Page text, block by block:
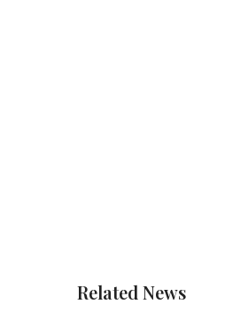
Related News